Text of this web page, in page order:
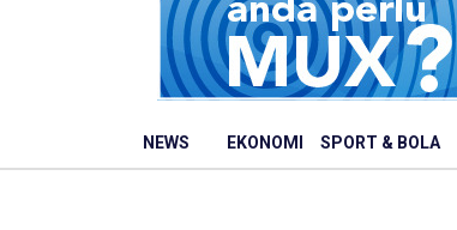
NEWS EKONOMI SPORT & BOLA